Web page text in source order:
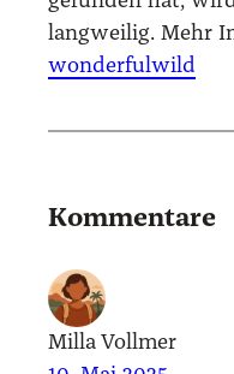
langweilig. Mehr
wonderfulwild
Kommentare
Milla Vollmer